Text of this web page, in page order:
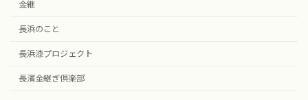
金継
長浜のこと
長浜漆プロジェクト
長濱金継ぎ倶楽部